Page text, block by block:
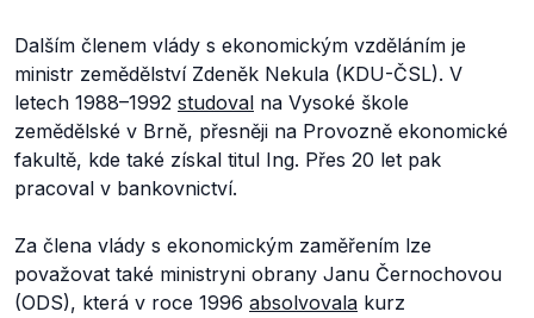
Dalším členem vlády s ekonomickým vzděláním je
ministr zemědělství Zdeněk Nekula (KDU-ČSL). V
letech 1988–1992 studoval na Vysoké škole
zemědělské v Brně, přesněji na Provozně ekonomické
fakultě, kde také získal titul Ing. Přes 20 let pak
pracoval v bankovnictví.
Za člena vlády s ekonomickým zaměřením lze
považovat také ministryni obrany Janu Černochovou
(ODS), která v roce 1996 absolvovala kurz